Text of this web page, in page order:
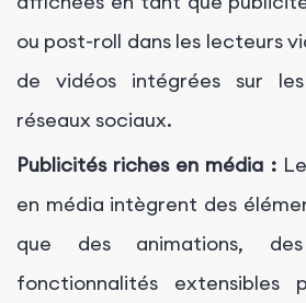
ou post-roll dans les lecteurs
de vidéos intégrées sur
réseaux sociaux.
Publicités riches en média :
en média intègrent des
que des animations,
fonctionnalités extensibles